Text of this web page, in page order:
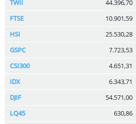
TWII 44.396,70
FTSE 10.901,59
HSI 25.530,28
GSPC 7.723,53
CSI300 4.651,31
IDX 6.343,71
DJIF 54.571,00
LQ45 630,86